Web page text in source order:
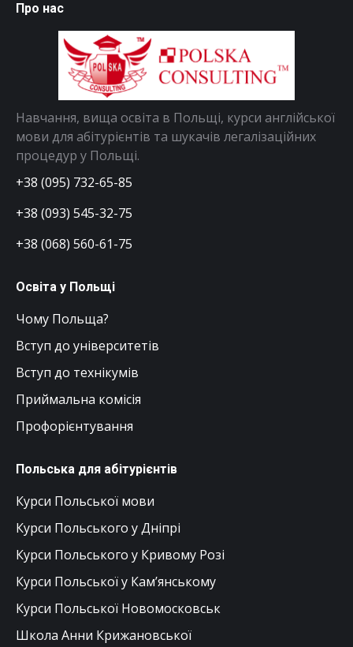
Про нас
Навчання, вища освіта в Польщі, курси англійської
мови для абітурієнтів та шукачів легалізаційних
процедур у Польщі.
+38 (095) 732-65-85
+38 (093) 545-32-75
+38 (068) 560-61-75
Освіта у Польщі
Чому Польща?
Вступ до університетів
Вступ до технікумів
Приймальна комісія
Профорієнтування
Польська для абітурієнтів
Курси Польської мови
Курси Польського у Дніпрі
Курси Польського у Кривому Розі
Курси Польської у Кам’янському
Курси Польської Новомосковськ
Школа Анни Крижановської